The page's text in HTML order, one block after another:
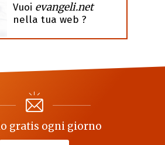
Vuoi evangeli.net
nella tua web ?
gratis ogni giorno